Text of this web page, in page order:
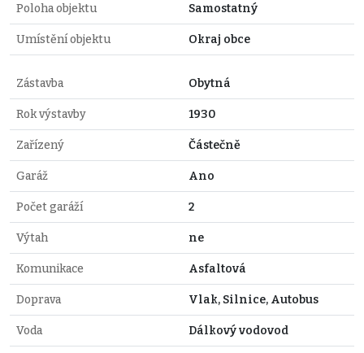
Poloha objektu Samostatný
Umístění objektu Okraj obce
Zástavba Obytná
Rok výstavby 1930
Zařízený Částečně
Garáž Ano
Počet garáží 2
Výtah ne
Komunikace Asfaltová
Doprava Vlak, Silnice, Autobus
Voda Dálkový vodovod